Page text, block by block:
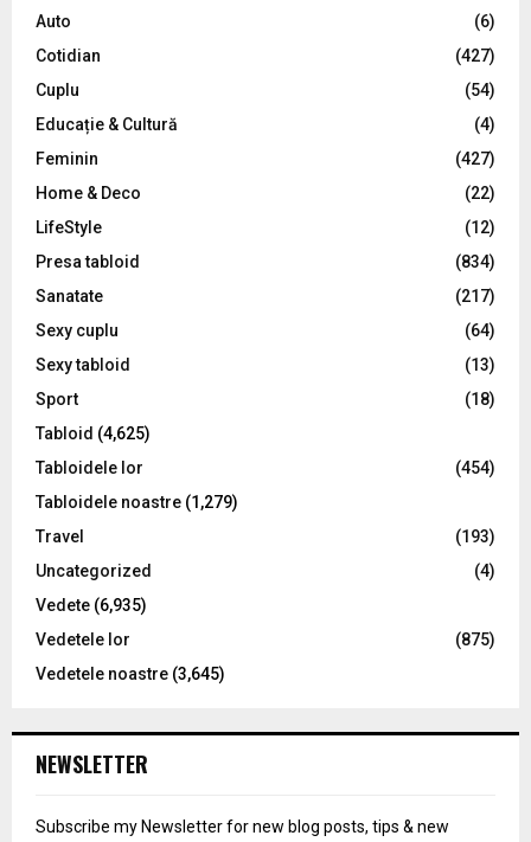
o
:
C
Auto
(6)
Cotidian
(427)
Cuplu
(54)
Educație & Cultură
(4)
Feminin
(427)
Home & Deco
(22)
LifeStyle
(12)
Presa tabloid
(834)
Sanatate
(217)
Sexy cuplu
(64)
Sexy tabloid
(13)
Sport
(18)
Tabloid (4,625)
Tabloidele lor
(454)
Tabloidele noastre (1,279)
Travel
(193)
Uncategorized
(4)
Vedete (6,935)
Vedetele lor
(875)
Vedetele noastre (3,645)
NEWSLETTER
Subscribe my Newsletter for new blog posts, tips & new